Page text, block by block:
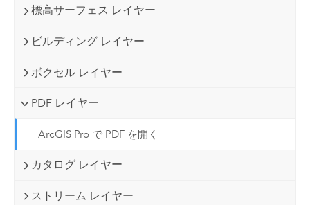
標高サーフェス レイヤー
ビルディング レイヤー
ボクセル レイヤー
PDF レイヤー
ArcGIS Pro で PDF を開く
カタログ レイヤー
ストリーム レイヤー